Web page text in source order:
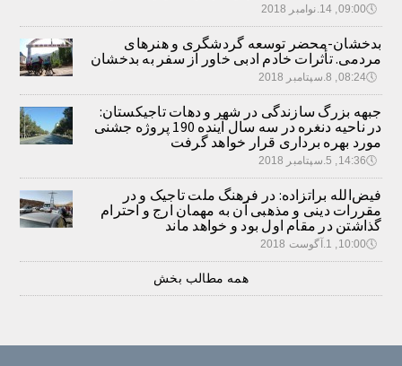
🕔09:00, 14.نوامبر 2018
بدخشان-محضر توسعه گردشگری و هنرهای
مردمی. تأثرات خادم ادبی خاور از سفر به بدخشان
🕔08:24, 8.سپتامبر 2018
جبهه بزرگ سازندگی در شهر و دهات تاجیکستان:
در ناحیه دنغره در سه سال آینده 190 پروژه جشنی
مورد بهره برداری قرار خواهد گرفت
🕔14:36, 5.سپتامبر 2018
فیض‌الله براتزاده: در فرهنگ ملت تاجیک و در
مقررات دینی و مذهبی آن به مهمان ارج و احترام
گذاشتن در مقام اول بود و خواهد ماند
🕔10:00, 1.آگوست 2018
همه مطالب بخش